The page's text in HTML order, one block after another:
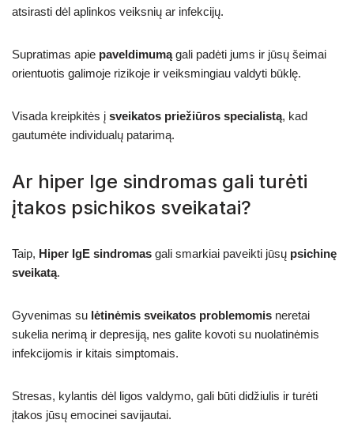
atsirasti dėl aplinkos veiksnių ar infekcijų.
Supratimas apie paveldimumągali padėti jums ir jūsų šeimai
orientuotis galimoje rizikoje ir veiksmingiau valdyti būklę.
Visada kreipkitės į sveikatos priežiūros specialistą, kad
gautumėte individualų patarimą.
Ar hiper Ige sindromas gali turėti
įtakos psichikos sveikatai?
Taip, Hiper IgE sindromas gali smarkiai paveikti jūsų psichinę
sveikatą.
Gyvenimas su lėtinėmis sveikatos problemomis neretai
sukelia nerimą ir depresiją, nes galite kovoti su nuolatinėmis
infekcijomis ir kitais simptomais.
Stresas, kylantis dėl ligos valdymo, gali būti didžiulis ir turėti
įtakos jūsų emocinei savijautai.